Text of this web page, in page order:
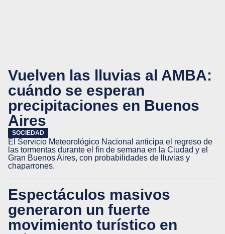
Vuelven las lluvias al AMBA:
cuándo se esperan
precipitaciones en Buenos
Aires
SOCIEDAD
El Servicio Meteorológico Nacional anticipa el regreso de
las tormentas durante el fin de semana en la Ciudad y el
Gran Buenos Aires, con probabilidades de lluvias y
chaparrones.
Espectáculos masivos
generaron un fuerte
movimiento turístico en